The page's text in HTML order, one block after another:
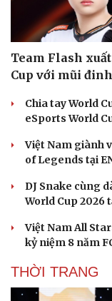
Văn hóa
Sân khấu - Điện ảnh
Văn học
Âm nhạc
Di sản
Team Flash
Cup với mũi
Chia tay World
eSports World
Việt Nam giành
of Legends tại
DJ Snake cùng
World Cup 2026
Việt Nam All
kỷ niệm 8 năm
THỜI TRANG